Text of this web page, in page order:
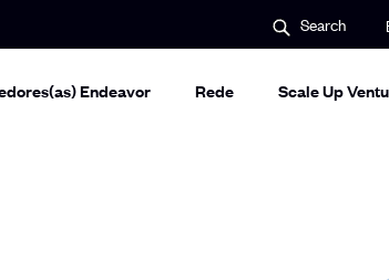
S
e
a
c
Search
Endeavor Rede Scale Up